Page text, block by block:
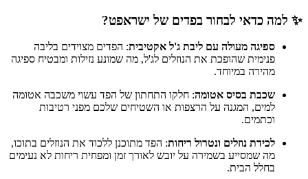
✨ למה כדאי לבחור בפדים של ישראפט?
ספיגה מעולה עם ליבת ג'ל אקטיבית: הפדים מצוידים בליבה
פנימית שהופכת את הנוזלים לג'ל, מה שמונע נזילות ומבטיח ספיגה
מהירה במיוחד.
שכבת בסיס אטומה: חלקו התחתון של הפד עשוי משכבה אטומה
למים, המגנה על הרצפות או השטיחים שלכם מפני רטיבות
וכתמים.
לכידת נוזלים ונטרול ריחות: הפד מתוכנן ללכוד את הנוזלים בתוכו,
מה שמסייע בשמירה על יובש לאורך זמן ומפחית ריחות לא נעימים
בחלל הבית.